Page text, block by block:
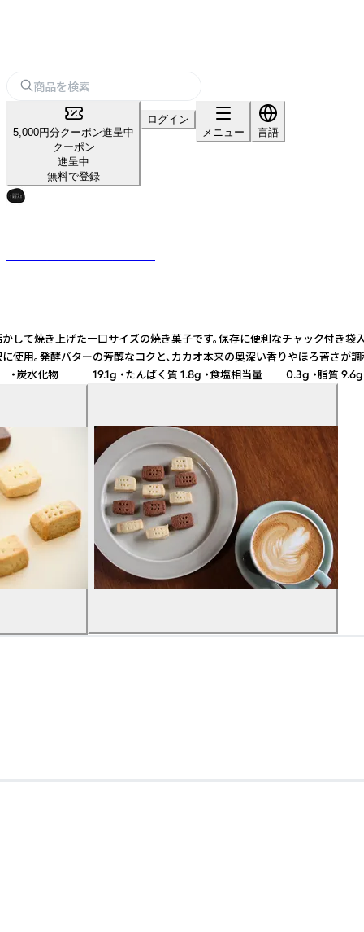
5,000円分クーポン進呈中
クーポン
進呈中
無料で登録
ログイン
メニュー
言語
き上げた一口サイズの焼き菓子です。保存に便利なチャック付
。発酵バターの芳醇なコクと、カカオ本来の奥深い香りやほろ苦
・炭水化物 19.1g ・たんぱく質 1.8g ・食塩相当量 0.3g ・脂質 9.6g